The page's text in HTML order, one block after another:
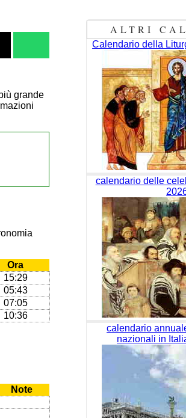
grande
Ora
15:29
05:43
07:05
10:36
Note
ALTRI
Calendario della
calendario delle
calendario
nazionali in